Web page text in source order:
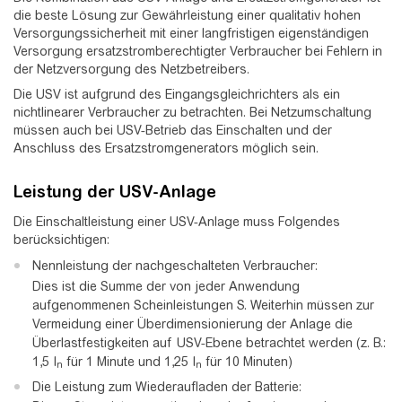
die beste Lösung zur Gewährleistung einer qualitativ hohen
Versorgungssicherheit mit einer langfristigen eigenständigen
Versorgung ersatzstromberechtigter Verbraucher bei Fehlern in
der Netzversorgung des Netzbetreibers.
Die USV ist aufgrund des Eingangsgleichrichters als ein
nichtlinearer Verbraucher zu betrachten. Bei Netzumschaltung
müssen auch bei USV-Betrieb das Einschalten und der
Anschluss des Ersatzstromgenerators möglich sein.
Leistung der USV-Anlage
Die Einschaltleistung einer USV-Anlage muss Folgendes
berücksichtigen:
Nennleistung der nachgeschalteten Verbraucher:
Dies ist die Summe der von jeder Anwendung
aufgenommenen Scheinleistungen S. Weiterhin müssen zur
Vermeidung einer Überdimensionierung der Anlage die
Überlastfestigkeiten auf USV-Ebene betrachtet werden (z. B.:
1,5 In für 1 Minute und 1,25 In für 10 Minuten)
Die Leistung zum Wiederaufladen der Batterie: